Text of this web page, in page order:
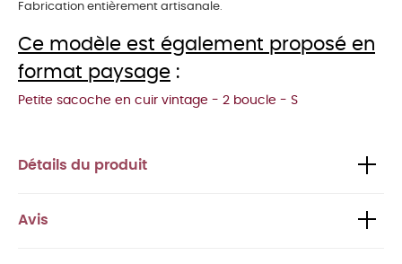
Fabrication entièrement artisanale.
Ce modèle est également proposé en
format paysage :
Petite sacoche en cuir vintage - 2 boucle - S
Détails du produit
Avis